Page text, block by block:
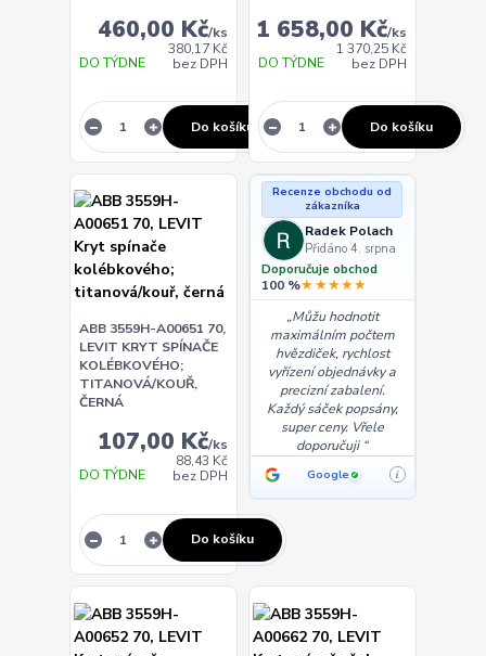
460,00 Kč/ks
380,17 Kč
bez DPH
DO TÝDNE
Do košíku
1 658,00 Kč/ks
1 370,25 Kč
bez DPH
DO TÝDNE
Do košíku
ABB 3559H-A00651 70,
LEVIT KRYT SPÍNAČE
KOLÉBKOVÉHO;
TITANOVÁ/KOUŘ,
ČERNÁ
107,00 Kč/ks
88,43 Kč
bez DPH
DO TÝDNE
Do košíku
Recenze obchodu od
zákazníka
Radek Polach
Přidáno 4. srpna
Doporučuje obchod
100 %★★★★★
Můžu hodnotit
maximálním počtem
hvězdiček, rychlost
vyřízení objednávky a
precizní zabalení.
Každý sáček popsány,
super ceny. Vřele
doporučuji
Google ✓ i